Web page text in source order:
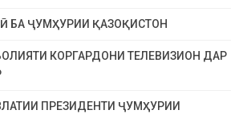
БА ҶУМҲУРИИ ҚАЗОҚИСТОН
КОРГАРДОНИ ТЕЛЕВИЗИОН ДАР
ПРЕЗИДЕНТИ ҶУМҲУРИИ